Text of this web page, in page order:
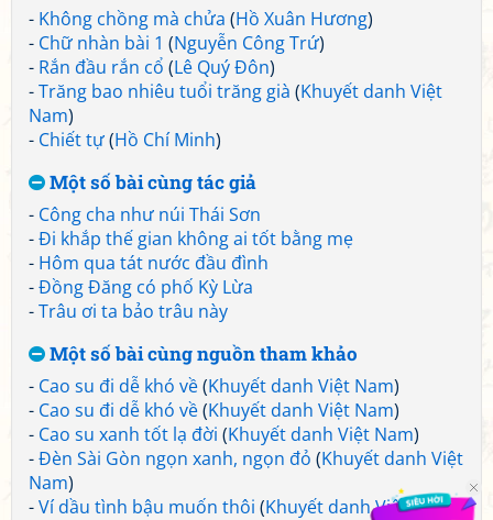
- Không chồng mà chửa (Hồ Xuân Hương)
- Chữ nhàn bài 1 (Nguyễn Công Trứ)
- Rắn đầu rắn cổ (Lê Quý Đôn)
-Trăng bao nhiêu tuổi trăng già (Khuyết danh Việt
Nam)
- Chiết tự(Hồ Chí Minh)
Một số bài cùng tác giả
- Công cha như núi Thái Sơn
-Đi khắp thế gian không ai tốt bằng mẹ
- Hôm qua tát nước đầu đình
-Đồng Đăng có phố Kỳ Lừa
-Trâu ơi ta bảo trâu này
Một số bài cùng nguồn tham khảo
- Cao su đi dễ khó về(Khuyết danh Việt Nam)
- Cao su đi dễ khó về(Khuyết danh Việt Nam)
- Cao su xanh tốt lạ đời (Khuyết danh Việt Nam)
-Đèn Sài Gòn ngọn xanh, ngọn đỏ (Khuyết danh Việt
Nam)
-Ví dầu tình bậu muốn thôi (Khuyết danh Việt Nam